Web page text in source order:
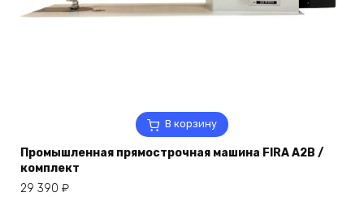
В корзину
Промышленная прямострочная машина FIRA A2B /
комплект
29 390 ₽